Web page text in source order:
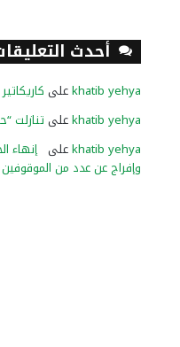
أحدث
khatib yehyaعلى كاريكاتير
khatib yehyaعلى تنازلت
khatib yehyaعلى إنهاء
وإفراج عن عدد من الموقوفين